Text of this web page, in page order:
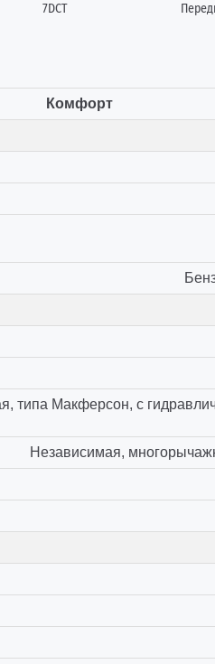
7DCT
Комфорт
типа Макферсон, с
Независимая,